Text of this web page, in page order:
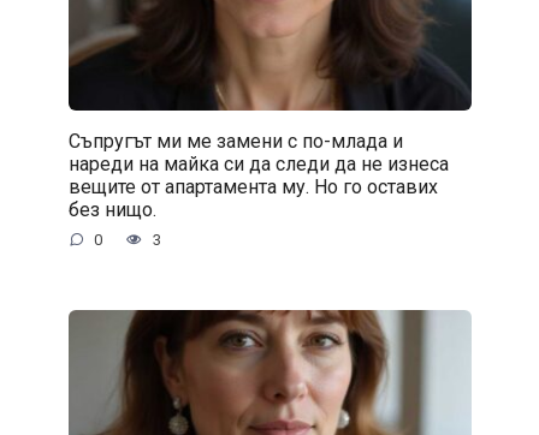
Съпругът ми ме замени с по-млада и
нареди на майка си да следи да не изнеса
вещите от апартамента му. Но го оставих
без нищо.
0 3